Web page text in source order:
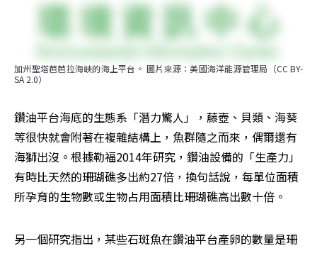
加州聖塔芭芭拉海峽的海上平台。 圖片來源：美國海洋能源管理局（CC BY-
SA 2.0）
鑽油平台海底的生態系「潛力驚人」，藤壺、貝類、海葵
等很快就會附著在複雜結構上，魚群隨之而來，偶爾還有
海獅出沒。根據勒福2014年研究，鑽油設備的「生產力」
有時比天然的珊瑚礁多出約27倍，換句話說，每單位面積
所孕育的生物數或生物占用面積比珊瑚礁高出數十倍。
另一個研究指出，某些石斑魚在鑽油平台產卵的數量是珊